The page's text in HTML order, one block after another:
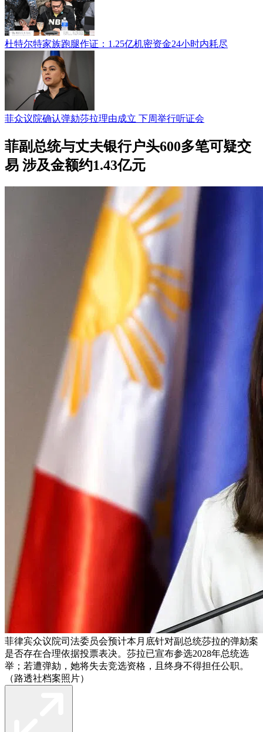
杜特尔特家族跑腿作证：1.25亿机密资金24小时内耗尽
菲众议院确认弹劾莎拉理由成立 下周举行听证会
菲副总统与丈夫银行户头600多笔可疑交
易 涉及金额约1.43亿元
菲律宾众议院司法委员会预计本月底针对副总统莎拉的弹劾案
是否存在合理依据投票表决。莎拉已宣布参选2028年总统选
举；若遭弹劾，她将失去竞选资格，且终身不得担任公职。
（路透社档案照片）